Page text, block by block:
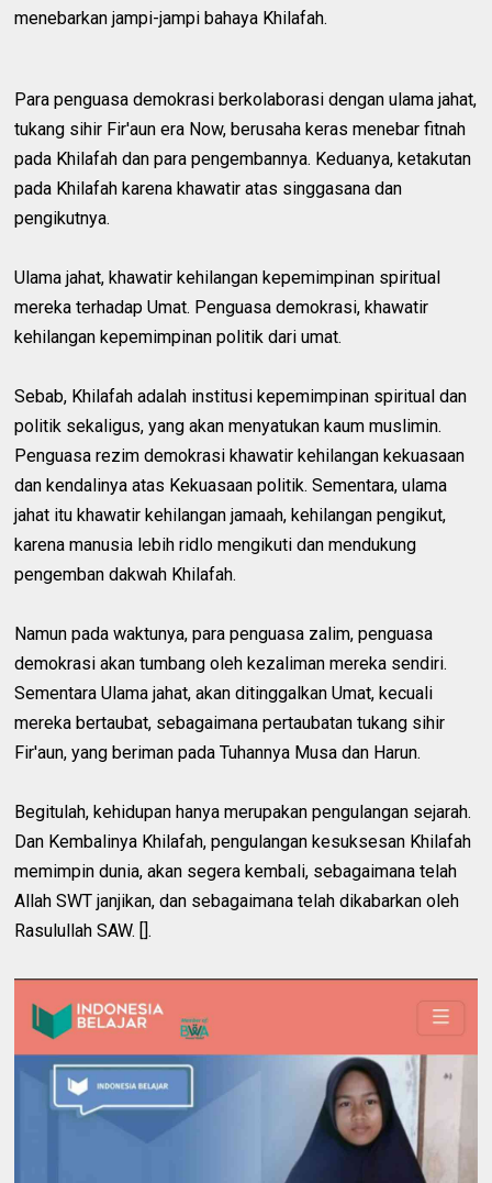
menebarkan jampi-jampi bahaya Khilafah.
Para penguasa demokrasi berkolaborasi dengan ulama jahat,
tukang sihir Fir'aun era Now, berusaha keras menebar fitnah
pada Khilafah dan para pengembannya. Keduanya, ketakutan
pada Khilafah karena khawatir atas singgasana dan
pengikutnya.
Ulama jahat, khawatir kehilangan kepemimpinan spiritual
mereka terhadap Umat. Penguasa demokrasi, khawatir
kehilangan kepemimpinan politik dari umat.
Sebab, Khilafah adalah institusi kepemimpinan spiritual dan
politik sekaligus, yang akan menyatukan kaum muslimin.
Penguasa rezim demokrasi khawatir kehilangan kekuasaan
dan kendalinya atas Kekuasaan politik. Sementara, ulama
jahat itu khawatir kehilangan jamaah, kehilangan pengikut,
karena manusia lebih ridlo mengikuti dan mendukung
pengemban dakwah Khilafah.
Namun pada waktunya, para penguasa zalim, penguasa
demokrasi akan tumbang oleh kezaliman mereka sendiri.
Sementara Ulama jahat, akan ditinggalkan Umat, kecuali
mereka bertaubat, sebagaimana pertaubatan tukang sihir
Fir'aun, yang beriman pada Tuhannya Musa dan Harun.
Begitulah, kehidupan hanya merupakan pengulangan sejarah.
Dan Kembalinya Khilafah, pengulangan kesuksesan Khilafah
memimpin dunia, akan segera kembali, sebagaimana telah
Allah SWT janjikan, dan sebagaimana telah dikabarkan oleh
Rasulullah SAW. [].